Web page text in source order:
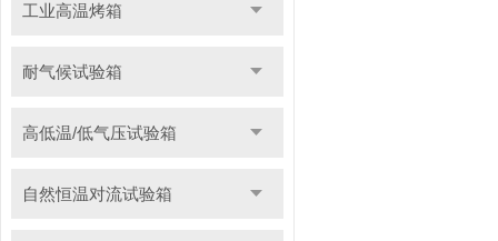
工业高温烤箱
耐气候试验箱
高低温/低气压试验箱
自然恒温对流试验箱